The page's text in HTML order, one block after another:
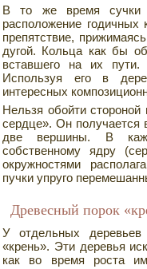
В то же время сучки
расположение
препятствие,
дугой. Кольца как бы
вставшего на их пути.
Используя его в
интересных
Нельзя обойти стороной
сердце». Он получается
две вершины. В
собственному ядру
окружностями
пучки упруго
Древесный порок
У отдельных деревьев
«крень». Эти деревья
как во время роста